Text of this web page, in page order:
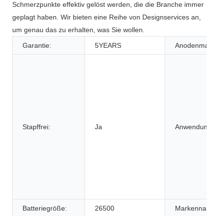
Schmerzpunkte effektiv gelöst werden, die die Branche immer
geplagt haben. Wir bieten eine Reihe von Designservices an,
um genau das zu erhalten, was Sie wollen.
Garantie:
5YEARS
Stapffrei: Ja Anwendung:
Batteriegröße: 26500 Markenname: